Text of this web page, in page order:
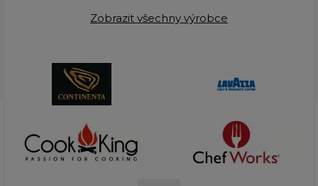
Zobrazit všechny výrobce